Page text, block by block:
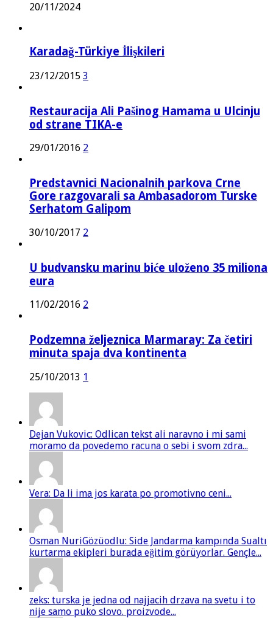
20/11/2024
Karadağ-Türkiye İlişkileri
23/12/2015 3
Restauracija Ali Pašinog Hamama u Ulcinju
od strane TIKA-e
29/01/2016 2
Predstavnici Nacionalnih parkova Crne
Gore razgovarali sa Ambasadorom Turske
Serhatom Galipom
30/10/2017 2
U budvansku marinu biće uloženo 35 miliona
eura
11/02/2016 2
Podzemna željeznica Marmaray: Za četiri
minuta spaja dva kontinenta
25/10/2013 1
Dejan Vukovic: Odlican tekst ali naravno i mi sami
moramo da povedemo racuna o sebi i svom zdra...
Vera: Da li ima jos karata po promotivno ceni...
Osman NuriGözüodlu: Side Jandarma kampında Sualtı
kurtarma ekipleri burada eğitim görüyorlar. Gençle...
zeks: turska je jedna od najjacih drzava na svetu i to
nije samo puko slovo. proizvode...